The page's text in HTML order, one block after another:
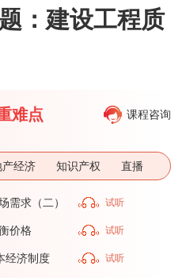
：建设工程质
难点 课程咨询
经济 知识产权 直播
需求（二） 试听
价格 试听
经济制度 试听